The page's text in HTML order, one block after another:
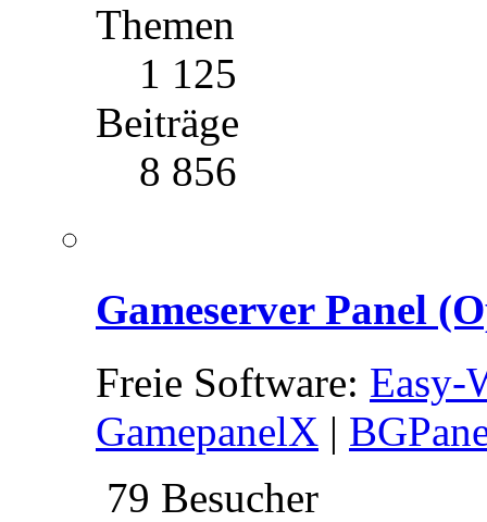
Themen
1 125
Beiträge
8 856
Gameserver Panel
Freie Software: Easy-
GamepanelX |
79 Besucher